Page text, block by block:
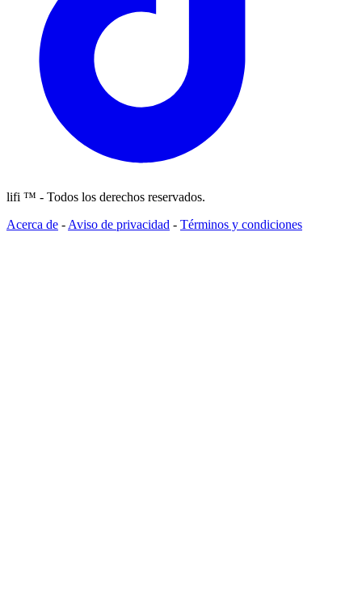
lifi ™ - Todos los derechos reservados.
Acerca de - Aviso de privacidad - Términos y condiciones